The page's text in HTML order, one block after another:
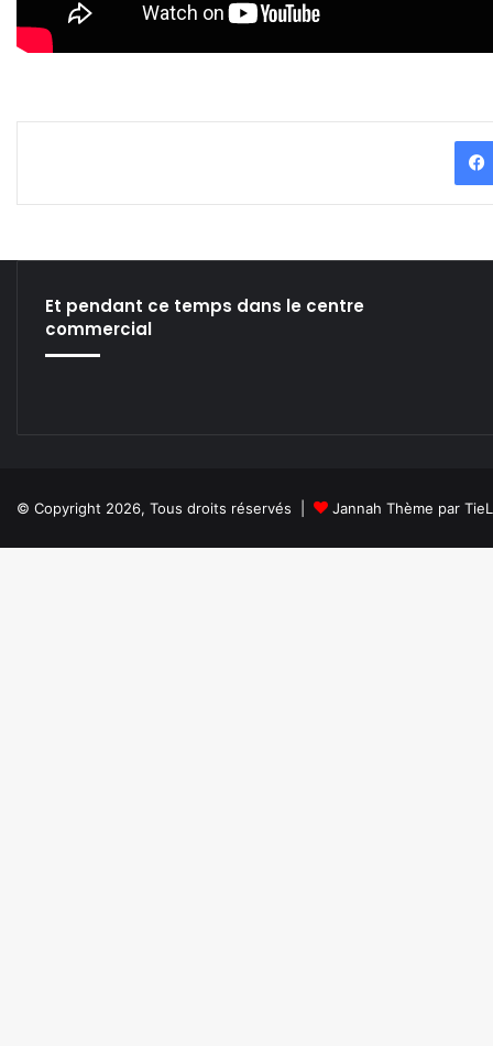
Et pendant ce temps dans le centre
commercial
© Copyright 2026, Tous droits réservés | Jannah Thème par